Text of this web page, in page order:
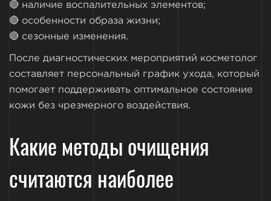
🔴 наличие воспалительных элементов;
🔴 особенности образа жизни;
🔴 сезонные изменения.
После диагностических мероприятий косметолог
составляет персональный график ухода, который
помогает поддерживать оптимальное состояние
кожи без чрезмерного воздействия.
Какие методы очищения
считаются наиболее